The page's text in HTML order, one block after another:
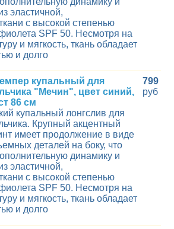
эластичной,
с высокой степенью
SPF 50. Несмотря на
и мягкость, ткань обладает
и долго
купальный для
"Мечин", цвет синий,
86 см
купальный лонгслив для
Крупный акцентный
имеет продолжение в виде
деталей на боку, что
динамику и
эластичной,
с высокой степенью
SPF 50. Несмотря на
и мягкость, ткань обладает
и долго
799
руб